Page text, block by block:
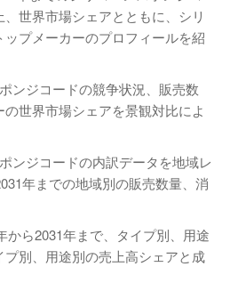
世界市場シェアとともに、シリ
プメーカーのプロフィールを紹
ンジコードの競争状況、販売数
世界市場シェアを景観対比によ
ンジコードの内訳データを地域レ
年までの地域別の販売数量、消
から2031年まで、タイプ別、用途
別、用途別の売上高シェアと成